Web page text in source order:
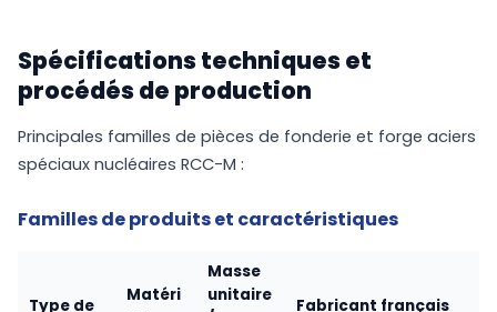
Spécifications techniques et
procédés de production
Principales familles de pièces de fonderie et forge aciers
spéciaux nucléaires RCC-M :
Familles de produits et caractéristiques
Type de
Matéri
Masse
unitaire
Fabricant français